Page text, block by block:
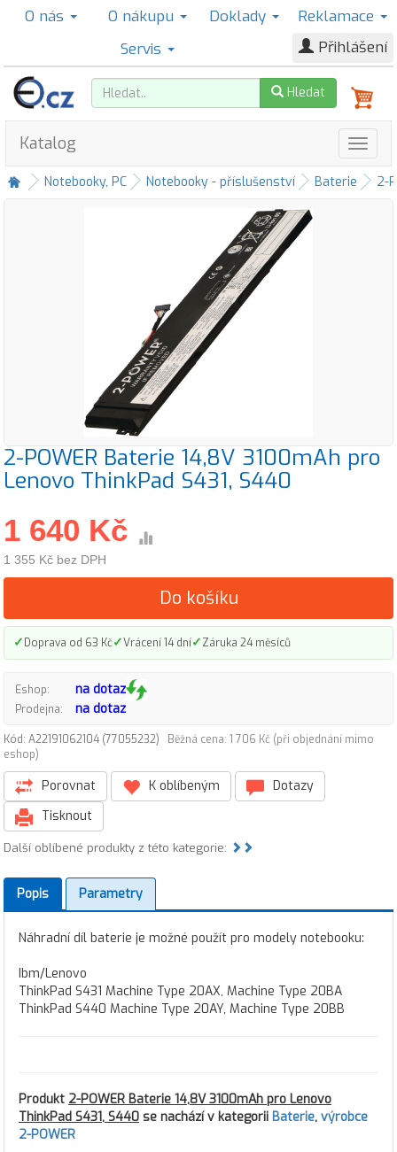
O nás O nákupu Doklady
Reklamace
Servis
Přihlášení
Hledat
Katalog
Notebooky, PC Notebooky - příslušenství Baterie 2-
2-POWER Baterie 14,8V 3100mAh pro
Lenovo ThinkPad S431, S440
1 640 Kč
1 355 Kč bez DPH
Do košíku
✓Doprava od 63 Kč✓Vrácení 14 dní✓Záruka 24 měsíců
Eshop: na dotaz
Prodejna: na dotaz
Kód: A22191062104 (77055232)
Běžná cena: 1 706 Kč (při objednání mimo
eshop)
Porovnat K oblíbeným
Dotazy
Tisknout
Další oblíbené produkty z této kategorie:
Popis Parametry
Náhradní díl baterie je možné použít pro modely notebooku:
Ibm/Lenovo
ThinkPad S431 Machine Type 20AX, Machine Type 20BA
ThinkPad S440 Machine Type 20AY, Machine Type 20BB
Produkt 2-POWER Baterie 14,8V 3100mAh pro Lenovo
ThinkPad S431, S440 se nachází v kategorii Baterie, výrobce
2-POWER